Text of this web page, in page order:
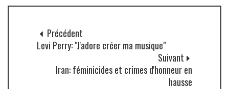
Précédent
Levi Perry: "J'adore créer ma musique"
Suivant
Iran: féminicides et crimes d'honneur en
hausse